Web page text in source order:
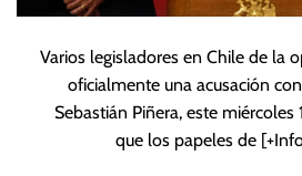
Varios legisladores en Chile de la
oficialmente una acusación
Sebastián Piñera, este miércoles
que los papeles de